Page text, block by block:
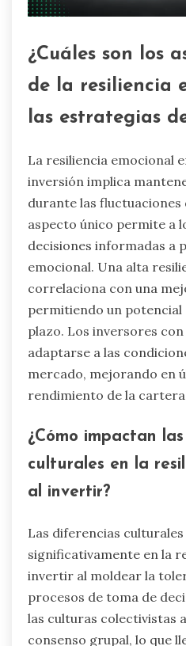
¿Cuáles son los
de la resiliencia
las estrategias
La resiliencia emocional
inversión implica
durante las fluctuaciones
aspecto único permite a
decisiones informadas a
emocional. Una alta
correlaciona con una
permitiendo un
plazo. Los inversores
adaptarse a las
mercado, mejorando en
rendimiento de la
¿Cómo impactan
culturales en la
al invertir?
Las diferencias
significativamente en la
invertir al moldear la
procesos de toma de
las culturas colectivistas
consenso grupal, lo que